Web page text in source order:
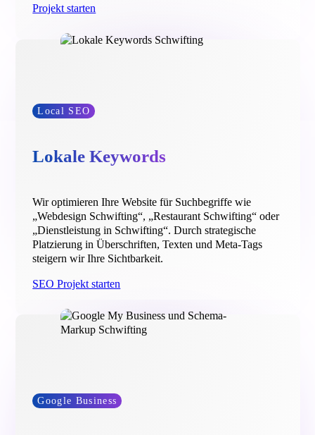
Projekt starten
Lokale Keywords
Local SEO
Wir optimieren Ihre Website für Suchbegriffe wie
„Webdesign Schwifting“, „Restaurant Schwifting“ oder
„Dienstleistung in Schwifting“. Durch strategische
Platzierung in Überschriften, Texten und Meta-Tags
steigern wir Ihre Sichtbarkeit.
SEO Projekt starten
Google Business